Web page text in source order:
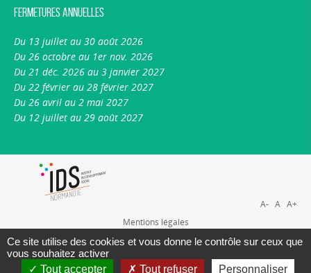
Fermetures annuelles
Du 13 juillet au 30 août 2026
Du 26 octobre au 1er nov. 2026
Du 21 déc. 2026 au 3 janvier 2027
Du 22 février au 28 février 2027
Du 26 avril au 2 mai 2027
Du 12 juillet au 29 août 2027
Mentions légales
Plan du site
Nous contacter
A- A A+
Ce site utilise des cookies et vous donne le contrôle sur ceux que
vous souhaitez activer
Tout accepter
Tout refuser Personnaliser